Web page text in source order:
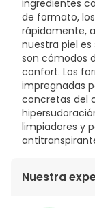
ingredientes
de formato,
rápidamente,
nuestra piel es
son cómodos
confort. Los
impregnadas
concretas del
limpiadores y
Nuestra